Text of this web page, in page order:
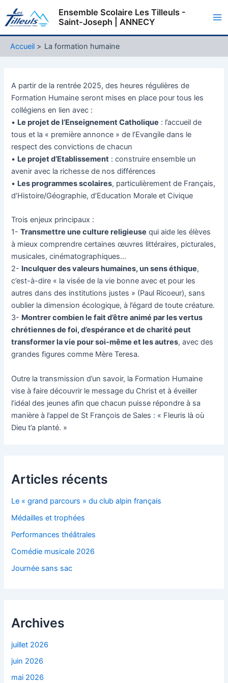
au
Ensemble Scolaire Les Tilleuls -
Saint-Joseph | ANNECY
Accueil La formation humaine
A partir de la rentrée 2025, des heures régulières de
Formation Humaine seront mises en place pour tous les
collégiens en lien avec :
• Le projet de l’Enseignement Catholique : l’accueil de
tous et la « première annonce » de l’Evangile dans le
respect des convictions de chacun
• Le projet d’Etablissement : construire ensemble un
avenir avec la richesse de nos différences
• Les programmes scolaires, particulièrement de Français,
d’Histoire/Géographie, d’Education Morale et Civique
Trois enjeux principaux :
1-Transmettre une culture religieuse qui aide les élèves
à mieux comprendre certaines œuvres littéraires, picturales,
musicales, cinématographiques…
2- Inculquer des valeurs humaines, un sens éthique,
c’est-à-dire « la visée de la vie bonne avec et pour les
autres dans des institutions justes » (Paul Ricoeur), sans
oublier la dimension écologique, à l’égard de toute créature.
3- Montrer combien le fait d’être animé par les vertus
chrétiennes de foi, d’espérance et decharité peut
transformer la vie pour soi-même et les autres, avec des
grandes figures comme Mère Teresa.
Outre la transmission d’un savoir, la Formation Humaine
vise à faire découvrir le message du Christ et à éveiller
l’idéal des jeunes afin que chacun puisse répondre à sa
manière à l’appel de St François de Sales : « Fleuris là où
Dieu t’a planté. »
Articles récents
Le « grand parcours » du club alpin français
Médailles et trophées
Performances théâtrales
Comédie musicale 2026
Journée sans sac
Archives
juillet 2026
juin 2026
mai 2026